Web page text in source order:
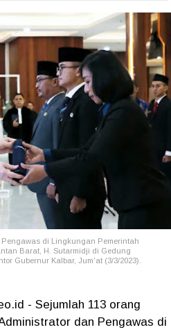
di Lingkungan Pemerintah
Barat, H. Sutarmidji di Gedung
Gubernur Kalbar, Jum'at (3/3/2023).
- Sejumlah 113 orang
dan Pengawas di